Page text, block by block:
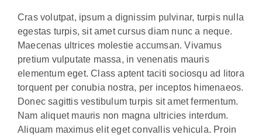
Cras volutpat, ipsum a dignissim pulvinar, turpis nulla
egestas turpis, sit amet cursus diam nunc a neque.
Maecenas ultrices molestie accumsan. Vivamus
pretium vulputate massa, in venenatis mauris
elementum eget. Class aptent taciti sociosqu ad litora
torquent per conubia nostra, per inceptos himenaeos.
Donec sagittis vestibulum turpis sit amet fermentum.
Nam aliquet mauris non magna ultricies interdum.
Aliquam maximus elit eget convallis vehicula. Proin